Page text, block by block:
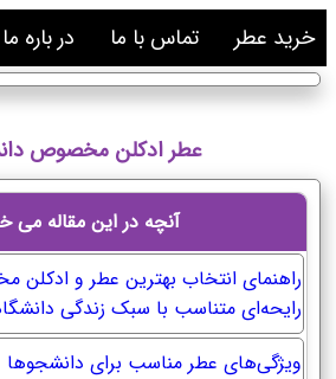
خرید عطر تماس با ما در باره ما
عطر ادکلن مخصوص
آنچه در این مقاله می
راهنمای انتخاب بهترین عطر و
رایحه‌ای متناسب با سبک زندگی
ویژگی‌های عطر مناسب برای دانشجوها